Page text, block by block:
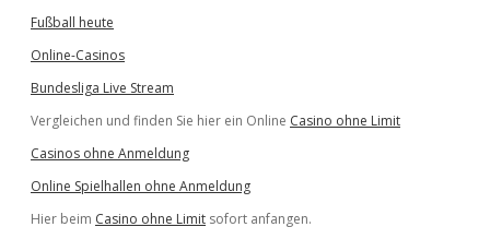
Fußball heute
Online-Casinos
Bundesliga Live Stream
Vergleichen und finden Sie hier ein Online Casino ohne Limit
Casinos ohne Anmeldung
Online Spielhallen ohne Anmeldung
Hier beim Casino ohne Limit sofort anfangen.